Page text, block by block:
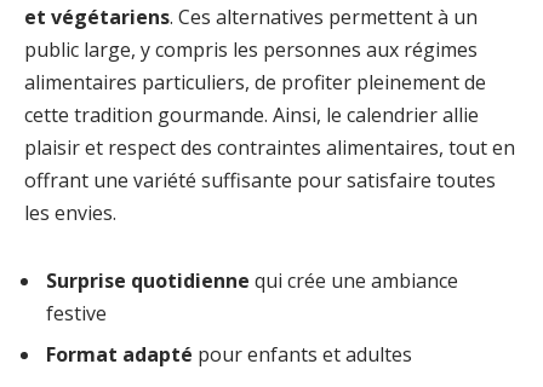
et végétariens. Ces alternatives permettent à un
public large, y compris les personnes aux régimes
alimentaires particuliers, de profiter pleinement de
cette tradition gourmande. Ainsi, le calendrier allie
plaisir et respect des contraintes alimentaires, tout en
offrant une variété suffisante pour satisfaire toutes
les envies.
Surprise quotidienne qui crée une ambiance
festive
Format adapté pour enfants et adultes